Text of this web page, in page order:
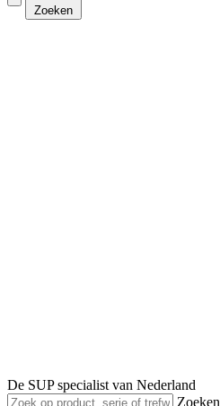
Zoeken
De SUP specialist van Nederland
Zoeken